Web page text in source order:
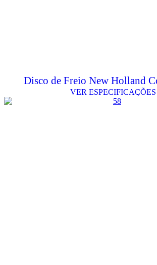
Disco de Freio New Holland
VER ESPECIFICAÇÕES